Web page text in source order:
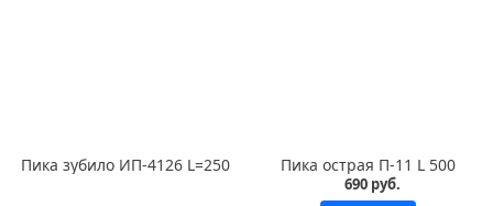
Пика зубило ИП-4126 L=250 Пика острая П-11 L 500
690 руб.